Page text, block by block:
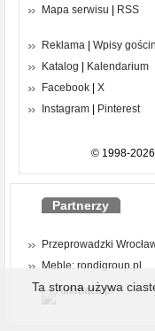
Mapa serwisu | RSS
Reklama | Wpisy
Katalog | Kalendarium
Facebook | X
Instagram | Pinterest
© 1998-2026
Partnerzy
Przeprowadzki
Meble: rondigroup.pl
Ta strona używa